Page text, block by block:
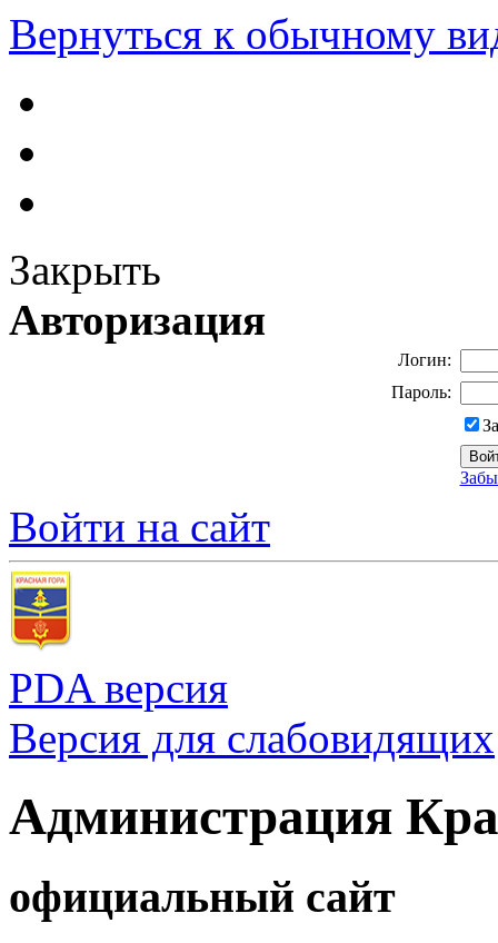
Вернуться к обычному
Закрыть
Авторизация
Логин:
Пароль:
Войти на сайт
PDA версия
Версия для слабовидящих
Администрация
официальный сайт